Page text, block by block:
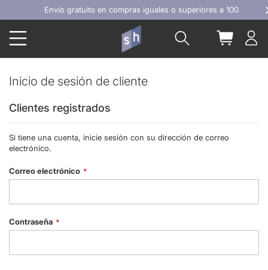
Ir
al
contenido
Envío gratuito en compras iguales o superiores a 100€
Buscar Mi
Inicio de sesión de cliente
Clientes registrados
Si tiene una cuenta, inicie sesión con su dirección de correo
electrónico.
Correo electrónico
Contraseña